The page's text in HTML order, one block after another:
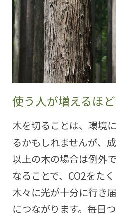
使う人が増えるほ
木を切ることは、環境
るかもしれませんが、
以上の木の場合は例外
なることで、CO2をた
木々に光が十分に行き
につながります。毎日